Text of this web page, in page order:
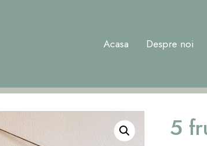
Acasa Despre noi
5